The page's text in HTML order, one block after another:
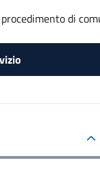
di